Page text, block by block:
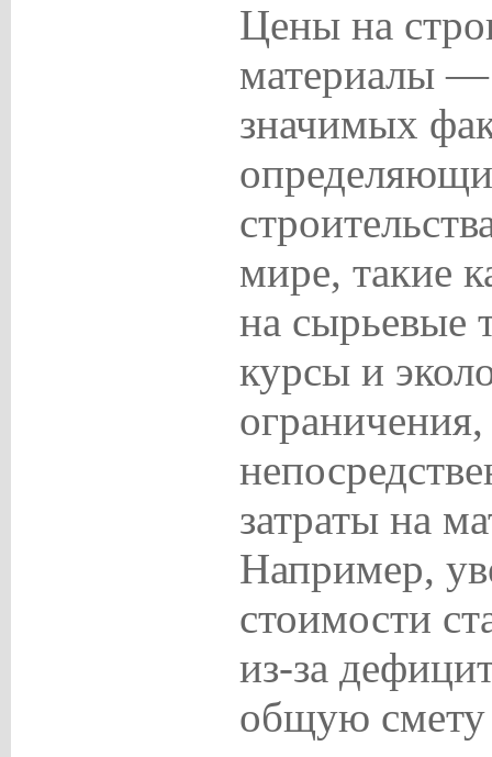
Цены на
материалы —
значимых
мире, такие
на сырьевые
курсы и
затраты на
Например,
стоимости
из-за
общую смету